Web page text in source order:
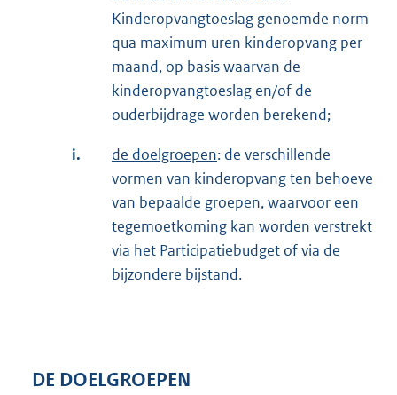
Kinderopvangtoeslag genoemde norm
qua maximum uren kinderopvang per
maand, op basis waarvan de
kinderopvangtoeslag en/of de
ouderbijdrage worden berekend;
i. de doelgroepen: de verschillende
vormen van kinderopvang ten behoeve
van bepaalde groepen, waarvoor een
tegemoetkoming kan worden verstrekt
via het Participatiebudget of via de
bijzondere bijstand.
DE DOELGROEPEN